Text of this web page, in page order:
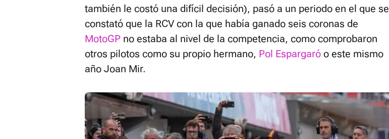
también le costó una difícil decisión), pasó a un periodo en el que se
constató que la RCV con la que había ganado seis coronas de
MotoGP no estaba al nivel de la competencia, como comprobaron
otros pilotos como su propio hermano, Pol Espargaró o este mismo
año Joan Mir.